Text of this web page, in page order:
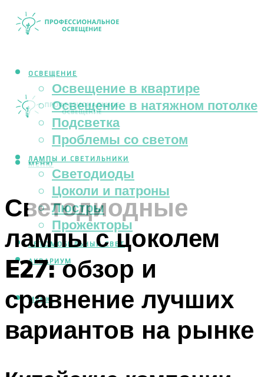
ОСВЕЩЕНИЕ
Освещение в квартире
Освещение в натяжном потолке
Подсветка
Проблемы со светом
ЛАМПЫ И СВЕТИЛЬНИКИ
Светодиоды
Цоколи и патроны
Люстры
Прожекторы
АВТОМОБИЛЬНЫЙ СВЕТ
АКВАРИУМ
МЕНЮ
МЕНЮ
Светодиодные
лампы с цоколем
E27: обзор и
сравнение лучших
вариантов на рынке